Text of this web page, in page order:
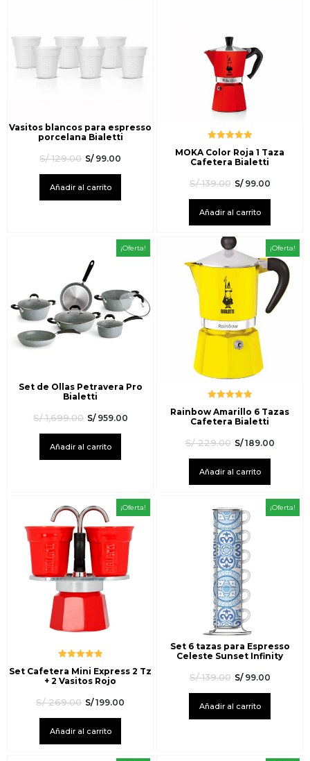
Vasitos blancos para espresso
porcelana Bialetti
S/129.00 S/99.00
Añadir al carrito
MOKA Color Roja 1 Taza
Cafetera Bialetti
S/139.00 S/99.00
Añadir al carrito
Valorado
con5.00de
5
¡Oferta!
Set de Ollas Petravera Pro
Bialetti
S/1,699.00 S/959.00
Añadir al carrito
¡Oferta!
Rainbow Amarillo 6 Tazas
Cafetera Bialetti
S/229.00 S/189.00
Añadir al carrito
Valorado
con5.00de
5
¡Oferta!
Set Cafetera Mini Express 2 Tz
+ 2 Vasitos Rojo
S/269.00 S/199.00
Añadir al carrito
Valorado
con5.00de
5
¡Oferta!
Set 6 tazas para Espresso
Celeste Sunset Infinity
S/139.00 S/99.00
Añadir al carrito